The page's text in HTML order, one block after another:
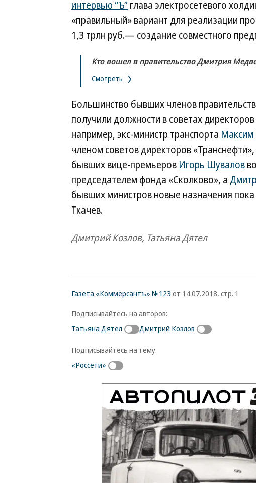
интервью “Ъ”глава электросетевого
«правильный» вариант для реализации
1,3 трлн руб.— создание совместного
Кто вошел в правительство Дмитрия
Смотреть
Большинство бывших членов
получили должности в советах
например, экс-министр транспорта Максим
членом советов директоров
бывших вице-премьеров Игорь Шувалов
председателем фонда «Сколково», а
бывших министров новые назначения
Ткачев.
Дмитрий Козлов, Татьяна Дятел
Газета «Коммерсантъ» №123 от 14.07.2018, стр. 1
Подписывайтесь на авторов:
Татьяна Дятел
Дмитрий Козлов
Подписывайтесь на тему:
«Россети»